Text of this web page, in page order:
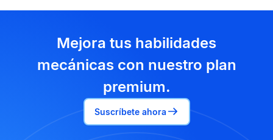
Mejora tus habilidades
mecánicas con nuestro plan
premium.
Suscríbete ahora